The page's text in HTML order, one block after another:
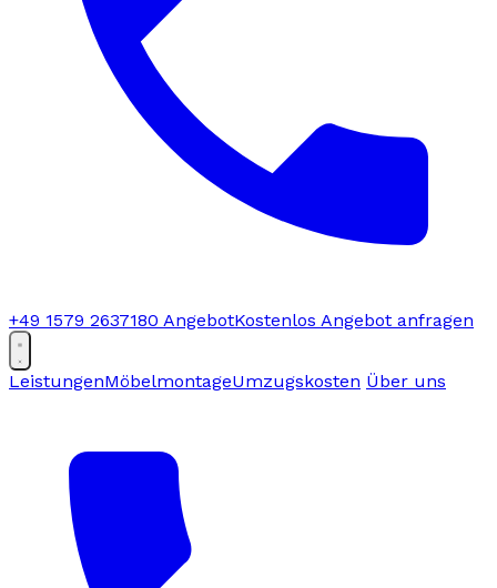
+49 1579 2637180 AngebotKostenlos Angebot anfragen
LeistungenMöbelmontageUmzugskosten Über uns